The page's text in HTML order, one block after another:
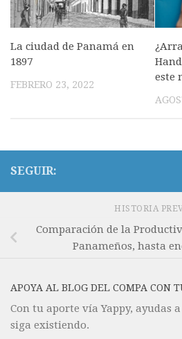
La ciudad de Panamá en
1897
FEBRERO 23, 2022
este
SEGUIR:
HISTORIA
Comparación de la
Panameños, hasta
APOYA AL BLOG DEL COMPA CON
Con tu aporte vía Yappy, ayudas
siga existiendo.